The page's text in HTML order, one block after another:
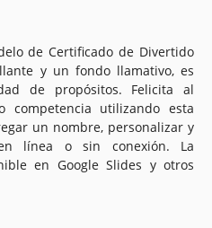
de Certificado de Divertido
y un fondo llamativo, es
de propósitos. Felicita al
competencia utilizando esta
un nombre, personalizar y
línea o sin conexión. La
en Google Slides y otros